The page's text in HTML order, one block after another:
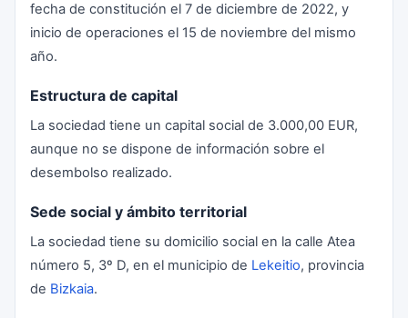
fecha de constitución el 7 de diciembre de 2022, y
inicio de operaciones el 15 de noviembre del mismo
año.
Estructura de capital
La sociedad tiene un capital social de 3.000,00 EUR,
aunque no se dispone de información sobre el
desembolso realizado.
Sede social y ámbito territorial
La sociedad tiene su domicilio social en la calle Atea
número 5, 3º D, en el municipio de Lekeitio, provincia
de Bizkaia.